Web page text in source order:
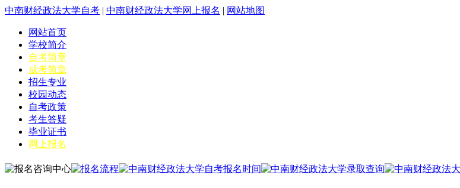
中南财经政法大学自考 | 中南财经政法大学网上报名 | 网站地图
网站首页
学校简介
自考简章
成考简章
招生专业
校园动态
自考政策
考生答疑
毕业证书
网上报名